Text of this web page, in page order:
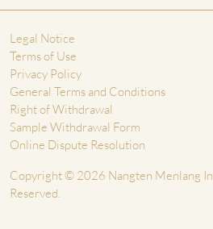
Legal Notice
Terms of Use
Privacy Policy
General Terms and Conditions
Right of Withdrawal
Sample Withdrawal Form
Online Dispute Resolution
Copyright © 2026 Nangten Menlang
Reserved.